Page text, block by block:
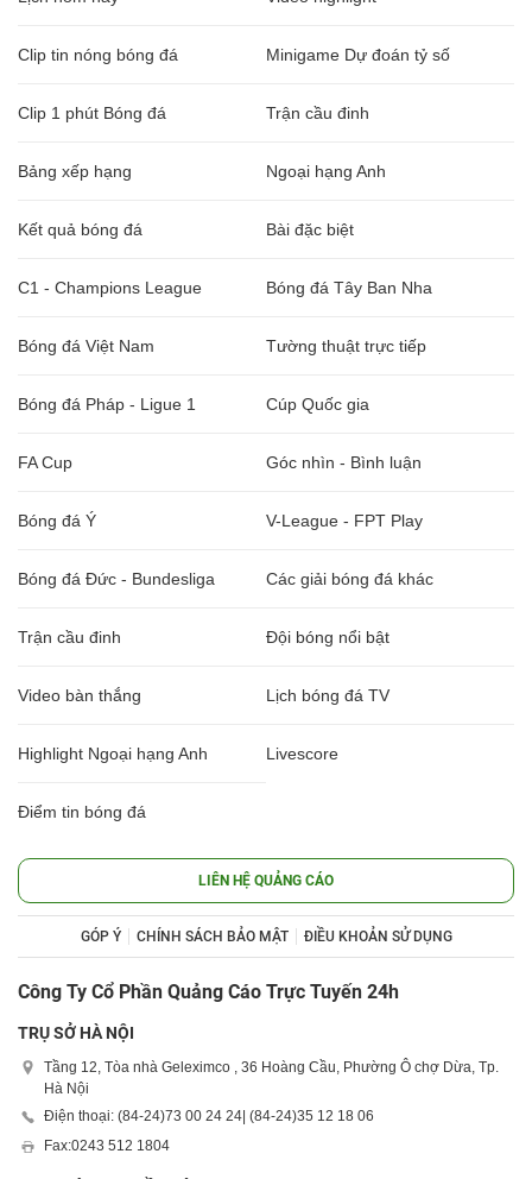
Clip tin nóng bóng đá Minigame Dự đoán tỷ số
Clip 1 phút Bóng đá Trận cầu đinh
Bảng xếp hạng Ngoại hạng Anh
Kết quả bóng đá Bài đặc biệt
C1 - Champions League Bóng đá Tây Ban Nha
Bóng đá Việt Nam Tường thuật trực tiếp
Bóng đá Pháp - Ligue 1 Cúp Quốc gia
FA Cup Góc nhìn - Bình luận
Bóng đá Ý V-League - FPT Play
Bóng đá Đức - Bundesliga Các giải bóng đá khác
Trận cầu đinh Đội bóng nổi bật
Video bàn thắng Lịch bóng đá TV
Highlight Ngoại hạng Anh Livescore
Điểm tin bóng đá
LIÊN HỆ QUẢNG CÁO
GÓP Ý CHÍNH SÁCH BẢO MẬT ĐIỀU KHOẢN SỬ DỤNG
Công Ty Cổ Phần Quảng Cáo Trực Tuyến 24h
TRỤ SỞ HÀ NỘI
Tầng 12, Tòa nhà Geleximco , 36 Hoàng Cầu, Phường Ô chợ Dừa, Tp.
Hà Nội
Điện thoại: (84-24)73 00 24 24| (84-24)35 12 18 06
Fax:0243 512 1804